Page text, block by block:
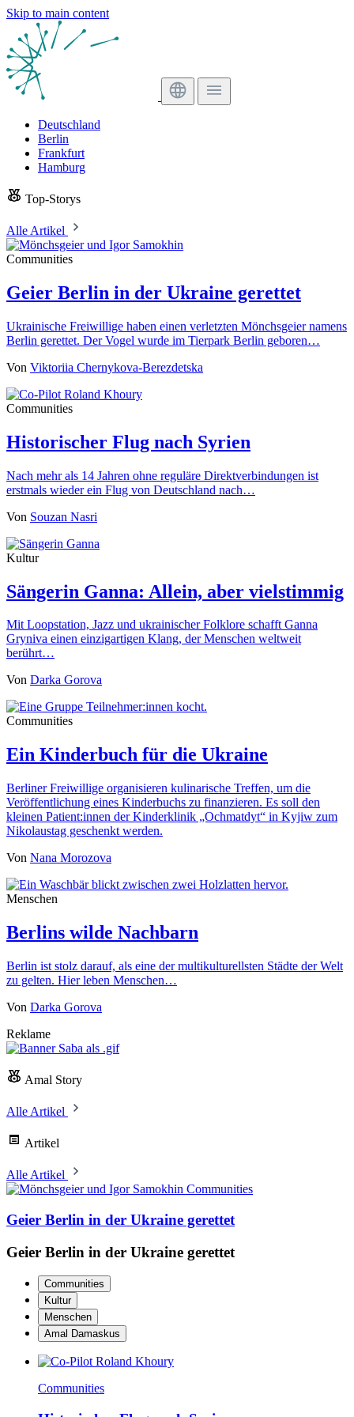
Skip to main content
Deutschland
Berlin
Frankfurt
Hamburg
Top-Storys
Alle Artikel
Communities
Geier Berlin in der Ukraine gerettet
Ukrainische Freiwillige haben einen verletzten Mönchsgeier namens
Berlin gerettet. Der Vogel wurde im Tierpark Berlin geboren…
Von Viktoriia Chernykova-Berezdetska
Communities
Historischer Flug nach Syrien
Nach mehr als 14 Jahren ohne reguläre Direktverbindungen ist
erstmals wieder ein Flug von Deutschland nach…
Von Souzan Nasri
Kultur
Sängerin Ganna: Allein, aber vielstimmig
Mit Loopstation, Jazz und ukrainischer Folklore schafft Ganna
Gryniva einen einzigartigen Klang, der Menschen weltweit
berührt…
Von Darka Gorova
Communities
Ein Kinderbuch für die Ukraine
Berliner Freiwillige organisieren kulinarische Treffen, um die
Veröffentlichung eines Kinderbuchs zu finanzieren. Es soll den
kleinen Patient:innen der Kinderklinik „Ochmatdyt“ in Kyjiw zum
Nikolaustag geschenkt werden.
Von Nana Morozova
Menschen
Berlins wilde Nachbarn
Berlin ist stolz darauf, als eine der multikulturellsten Städte der Welt
zu gelten. Hier leben Menschen…
Von Darka Gorova
Reklame
Amal Story
Alle Artikel
Artikel
Alle Artikel
Communities
Geier Berlin in der Ukraine gerettet
Geier Berlin in der Ukraine gerettet
Communities
Kultur
Menschen
Amal Damaskus
Communities